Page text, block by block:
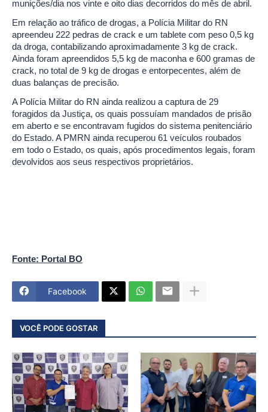
munições/dia nos vinte e oito dias decorridos do mês de abril.
Em relação ao tráfico de drogas, a Polícia Militar do RN
apreendeu 222 pedras de crack e um tablete com peso 0,5 kg
da droga, contabilizando aproximadamente 3 kg de crack.
Ainda foram apreendidos 5,5 kg de maconha e 600 gramas de
crack, no total de 9 kg de drogas e entorpecentes, além de
duas balanças de precisão.
A Polícia Militar do RN ainda realizou a captura de 29
foragidos da Justiça, os quais possuíam mandados de prisão
em aberto e se encontravam fugidos do sistema penitenciário
do Estado. A PMRN ainda recuperou 61 veículos roubados
em todo o Estado, os quais, após procedimentos legais, foram
devolvidos aos seus respectivos proprietários.
Fonte: Portal BO
Facebook
VOCÊ PODE GOSTAR